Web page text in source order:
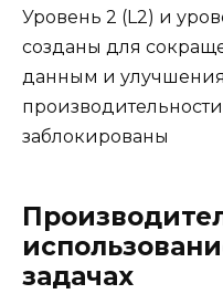
Уровень 2 (L2) и
созданы для
данным и
заблокированы
задачах